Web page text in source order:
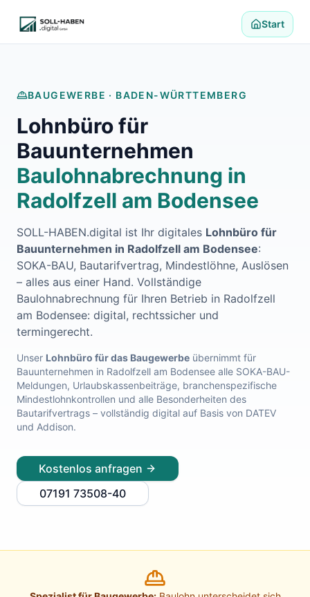
Start
BAUGEWERBE · BADEN-WÜRTTEMBERG
Lohnbüro für
Bauunternehmen
Baulohnabrechnung in
Radolfzell am Bodensee
SOLL-HABEN.digital ist Ihr digitales Lohnbüro für
Bauunternehmen in Radolfzell am Bodensee:
SOKA-BAU, Bautarifvertrag, Mindestlöhne, Auslösen
– alles aus einer Hand. Vollständige
Baulohnabrechnung für Ihren Betrieb in Radolfzell
am Bodensee: digital, rechtssicher und
termingerecht.
Unser Lohnbüro für das Baugewerbe übernimmt für
Bauunternehmen in Radolfzell am Bodensee alle SOKA-BAU-
Meldungen, Urlaubskassenbeiträge, branchenspezifische
Mindestlohnkontrollen und alle Besonderheiten des
Bautarifvertrags – vollständig digital auf Basis von DATEV
und Addison.
Kostenlos anfragen
07191 73508-40
Finanzbuchhaltung auslagern
E-Rechnung und Peppol
Branchenlösungen
Helpdesk und Tools
Alle Standorte
Über uns
Kontakt
Häufige Fragen FAQ
Blog
Lohnabrechnung Waiblingen
Lohnabrechnung Schorndorf
Lohnabrechnung Stuttgart
Lohnabrechnung Heilbronn
Lohnabrechnung Karlsruhe
Lohnabrechnung Freiburg
Lohnabrechnung Mannheim
Lohnabrechnung Heidelberg
Lohnabrechnung Ulm
Lohnabrechnung Reutlingen
Lohnabrechnung Tübingen
Lohnabrechnung Pforzheim
Lohnabrechnung Ludwigsburg
Lohnabrechnung Esslingen am Neckar
Finanzbuchhaltung Backnang
Finanzbuchhaltung Stuttgart
Finanzbuchhaltung Mannheim
Finanzbuchhaltung Heidelberg